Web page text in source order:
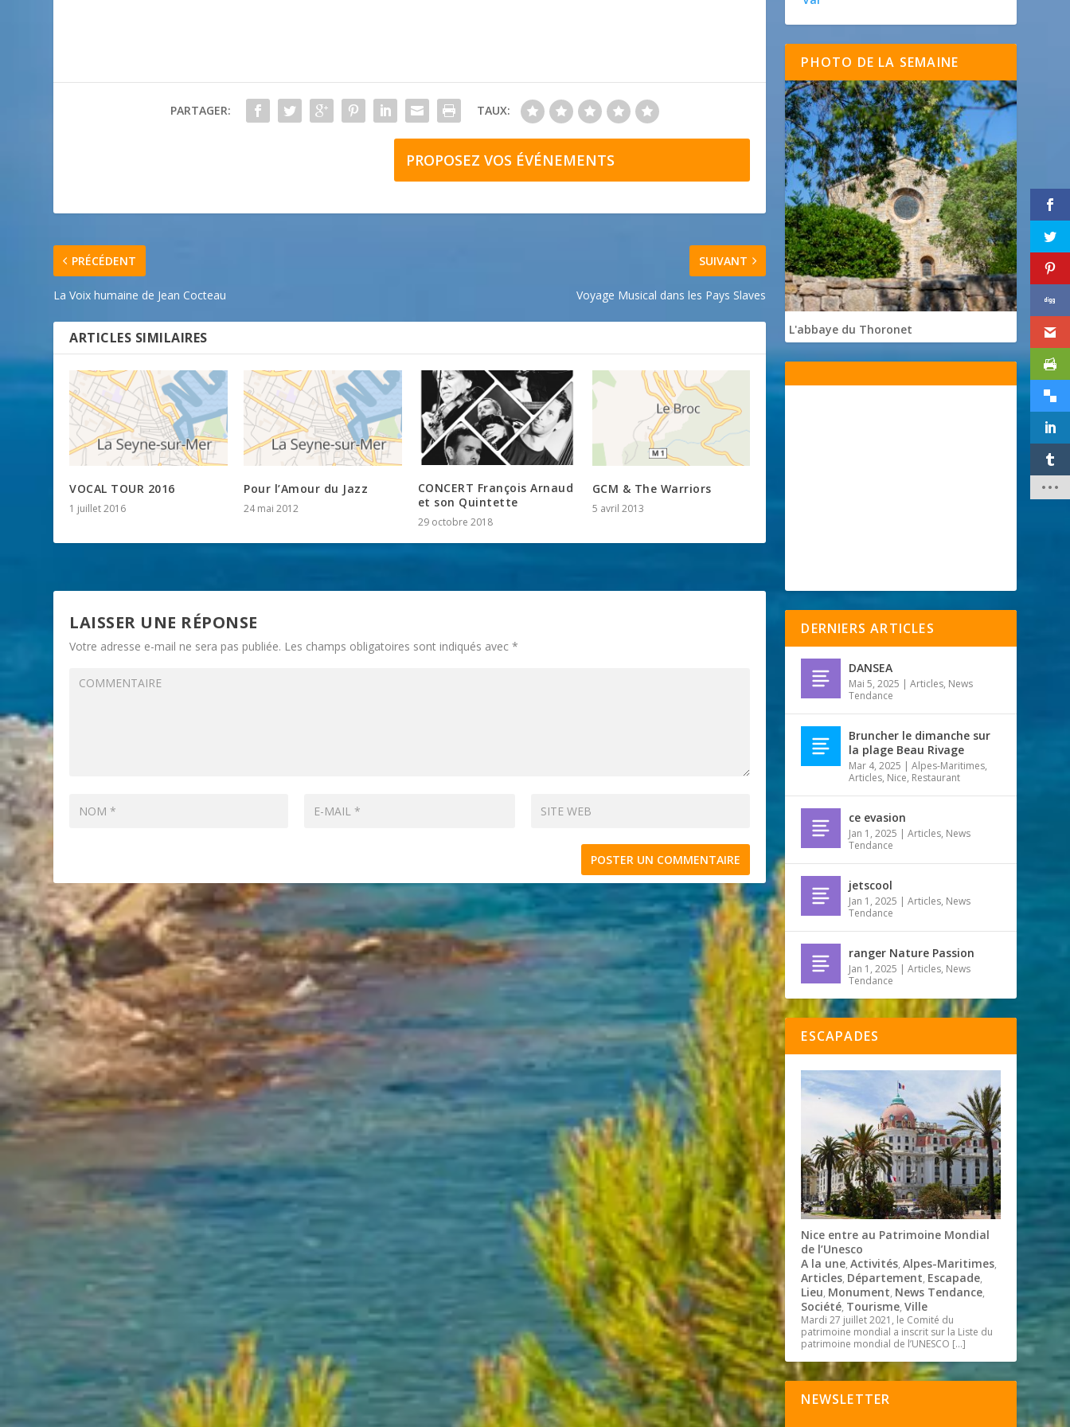
PARTAGER: TAUX:
PROPOSEZ VOS ÉVÉNEMENTS
PRÉCÉDENT
La Voix humaine de Jean Cocteau
SUIVANT
Voyage Musical dans les Pays Slaves
ARTICLES SIMILAIRES
VOCAL TOUR 2016
1 juillet 2016
Pour l’Amour du Jazz
24 mai 2012
CONCERT François Arnaud
et son Quintette
29 octobre 2018
GCM & The Warriors
5 avril 2013
LAISSER UNE RÉPONSE
Votre adresse e-mail ne sera pas publiée. Les champs obligatoires sont indiqués avec*
PHOTO DE LA SEMAINE
L'abbaye du Thoronet
DERNIERS ARTICLES
DANSEA
Mai 5, 2025 |Articles, News
Tendance
Bruncher le dimanche sur
la plage Beau Rivage
Mar 4, 2025 |Alpes-Maritimes,
Articles, Nice, Restaurant
ce evasion
Jan 1, 2025 |Articles, News
Tendance
jetscool
Jan 1, 2025 |Articles, News
Tendance
ranger Nature Passion
Jan 1, 2025 |Articles, News
Tendance
ESCAPADES
Nice entre au Patrimoine Mondial
de l’Unesco
A la une,Activités,Alpes-Maritimes,
Articles, Département, Escapade,
Lieu, Monument, News Tendance,
Société, Tourisme,Ville
Mardi 27 juillet 2021, le Comité du
patrimoine mondial a inscrit sur la Liste du
patrimoine mondial de l’UNESCO […]
NEWSLETTER